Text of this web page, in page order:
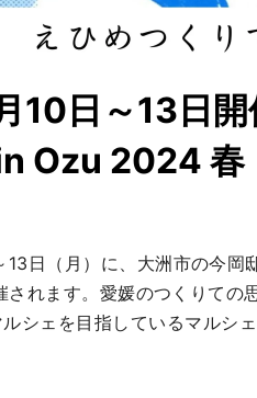
10日～13日
Ozu 2024 春
日（月）に、大洲市の今岡
れます。愛媛のつくりての
シェを目指しているマルシ